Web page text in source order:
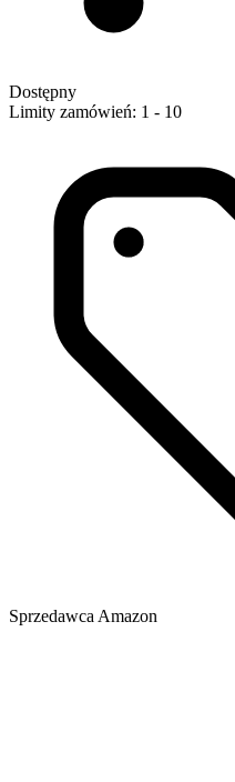
Dostępny
Limity zamówień: 1 - 10
Sprzedawca Amazon